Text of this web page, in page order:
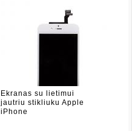
Ekranas su lietimui
jautriu stikliuku Apple
iPhone